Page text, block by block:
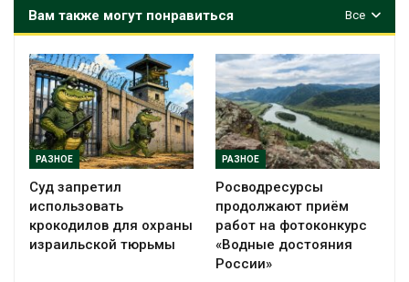
Все
Вам также могут понравиться
РАЗНОЕ
Суд запретил
использовать
крокодилов для охраны
израильской тюрьмы
РАЗНОЕ
Росводресурсы
продолжают приём
работ на фотоконкурс
«Водные достояния
России»